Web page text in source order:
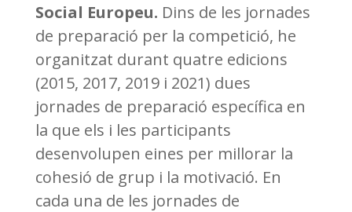
Social Europeu. Dins de les jornades
de preparació per la competició, he
organitzat durant quatre edicions
(2015, 2017, 2019 i 2021) dues
jornades de preparació específica en
la que els i les participants
desenvolupen eines per millorar la
cohesió de grup i la motivació. En
cada una de les jornades de